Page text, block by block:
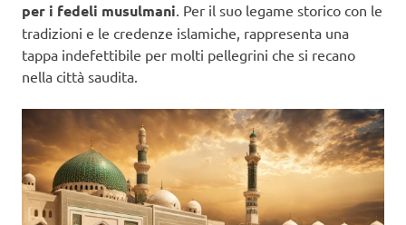
per i fedeli musulmani. Per il suo legame storico con le
tradizioni e le credenze islamiche, rappresenta una
tappa indefettibile per molti pellegrini che si recano
nella città saudita.